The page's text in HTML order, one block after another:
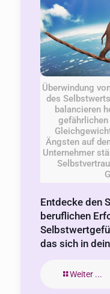
Überwindung
des
balancieren
Ängsten auf
Unternehmer
Entdecke den
beruflichen
das sich in
Weiter ...